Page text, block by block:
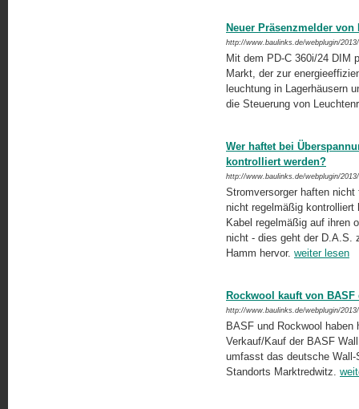
Neuer Präsenzmelder
http://www.baulinks.de/webplugin/
Mit dem PD-C 360i/24 DIM
Markt, der zur
leuchtung in Lagerhäusern
die Steuerung von
Wer haftet bei
kontrolliert werden?
http://www.baulinks.de/webplugin/
Stromversorger haften
nicht regelmäßig kontrolliert
Kabel regelmäßig auf ihren
nicht - dies geht der D.A.S.
Hamm hervor. weiter lesen
Rockwool kauft von
http://www.baulinks.de/webplugin/
BASF und Rockwool haben
Verkauf/Kauf der BASF
umfasst das deutsche
Standorts Marktredwitz.